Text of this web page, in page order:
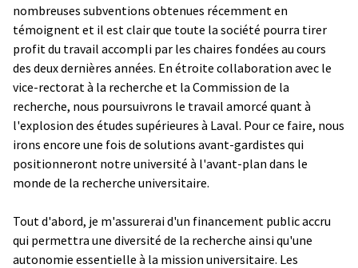
nombreuses subventions obtenues récemment en
témoignent et il est clair que toute la société pourra tirer
profit du travail accompli par les chaires fondées au cours
des deux dernières années. En étroite collaboration avec le
vice-rectorat à la recherche et la Commission de la
recherche, nous poursuivrons le travail amorcé quant à
l'explosion des études supérieures à Laval. Pour ce faire, nous
irons encore une fois de solutions avant-gardistes qui
positionneront notre université à l'avant-plan dans le
monde de la recherche universitaire.
Tout d'abord, je m'assurerai d'un financement public accru
qui permettra une diversité de la recherche ainsi qu'une
autonomie essentielle à la mission universitaire. Les